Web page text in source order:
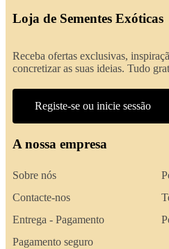
Loja de Sementes Exóticas
Receba ofertas exclusivas,
concretizar as suas ideias. Tudo
Registe-se ou inicie sessão
A nossa empresa
Sobre nós
Contacte-nos
Entrega - Pagamento
Pagamento seguro